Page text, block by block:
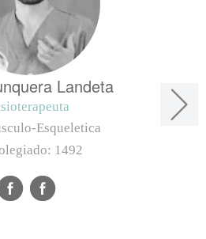
Landeta
Esqueletica
1492